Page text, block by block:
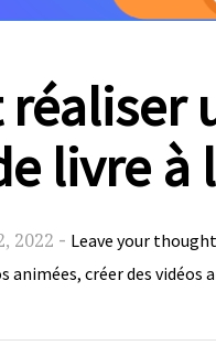
livre à
2022 - Leave your
animées, créer des vidéos